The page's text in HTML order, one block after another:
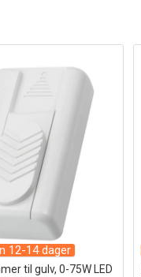
12-14 dager
til gulv, 0-75W LED